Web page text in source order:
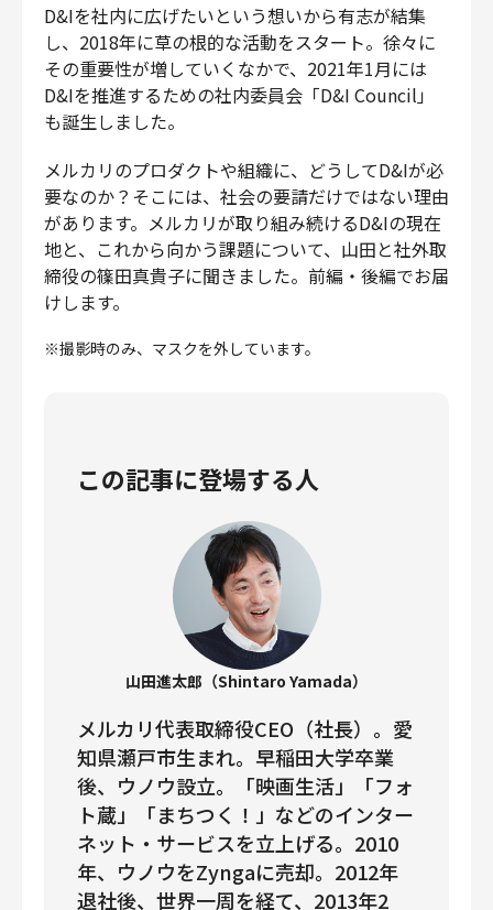
財務・経理
内部監査・リスク
法務
人事
セキュリティ・プライバシー
募集中の求人一覧
D&Iを社内に広げたいという想いから有志が結集
し、2018年に草の根的な活動をスタート。徐々に
その重要性が増していくなかで、2021年1月には
D&Iを推進するための社内委員会「D&I Council」
も誕生しました。
メルカリのプロダクトや組織に、どうしてD&Iが必
要なのか？そこには、社会の要請だけではない理由
があります。メルカリが取り組み続けるD&Iの現在
地と、これから向かう課題について、山田と社外取
締役の篠田真貴子に聞きました。前編・後編でお届
けします。
※撮影時のみ、マスクを外しています。
この記事に登場する人
山田進太郎（Shintaro Yamada）
メルカリ代表取締役CEO（社長）。愛
知県瀬戸市生まれ。早稲田大学卒業
後、ウノウ設立。「映画生活」「フォ
ト蔵」「まちつく！」などのインター
ネット・サービスを立上げる。2010
年、ウノウをZyngaに売却。2012年
退社後、世界一周を経て、2013年2